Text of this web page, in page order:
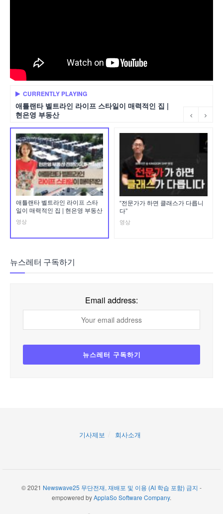
CURRENTLY PLAYING
애틀랜타 벨트라인 라이프 스타일이 매력적인 집 |
현은영 부동산
애틀랜타 벨트라인 라이프 스타
일이 매력적인 집 | 현은영 부동산
영상
“전문가가 하면 클래스가 다릅니
다”
영상
뉴스레터 구독하기
Email address:
기사제보 회사소개
© 2021 Newswave25 무단전재, 재배포 및 이용 (AI 학습 포함) 금지 -
empowered byApplaSo Software Company.